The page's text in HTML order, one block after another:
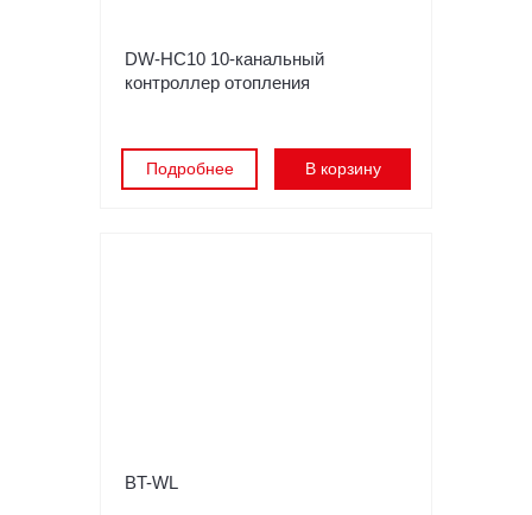
DW-HC10 10-канальный
контроллер отопления
Подробнее В корзину
BT-WL